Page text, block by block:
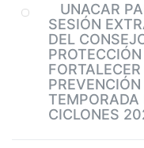
UNACAR
SESIÓN
DEL
CICLONES